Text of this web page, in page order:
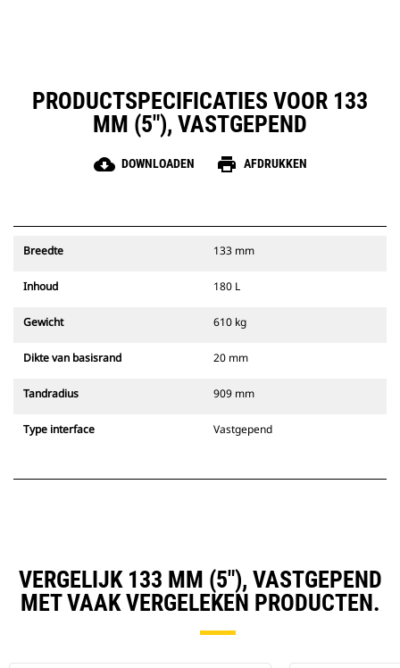
PRODUCTSPECIFICATIES VOOR 133
MM (5"), VASTGEPEND
cloud_download DOWNLOADEN print AFDRUKKEN
Breedte 133 mm
Inhoud 180 L
Gewicht 610 kg
Dikte van basisrand 20 mm
Tandradius 909 mm
Type interface Vastgepend
VERGELIJK 133 MM (5"), VASTGEPEND
MET VAAK VERGELEKEN PRODUCTEN.